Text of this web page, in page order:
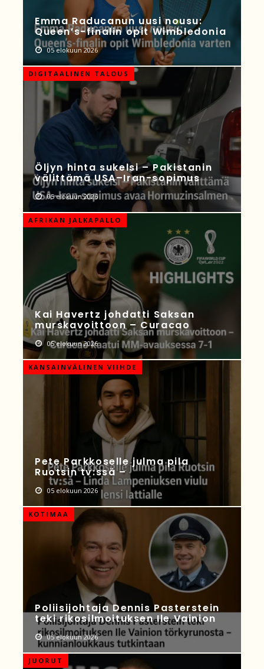
Emma Raducanun uusi nousu:
Queen’s-finalin opit Wimbledonia
05 elokuun 2026
DIGITAALINEN TALOUS
Öljyn hinta sukelsi – Pakistanin
välittämä USA–Iran-sopimus
05 elokuun 2026
AFRIKAN JALKAPALLO
Kai Havertz johdatti Saksan
murskavoittoon – Curacao
05 elokuun 2026
KANSAINVÄLINEN VIIHDE
Pete Parkkoselle julma pila
Ruotsin tv:ssä –
05 elokuun 2026
KOTIMAA
Poliisijohtaja Dennis Pasterstein
teki rikosilmoituksen Ile Vainion
05 elokuun 2026
JUORUT